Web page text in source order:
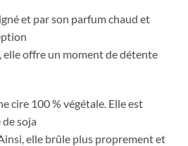
et par son parfum chaud et
offre un moment de détente
cire 100 % végétale. Elle est
soja
elle brûle plus proprement et